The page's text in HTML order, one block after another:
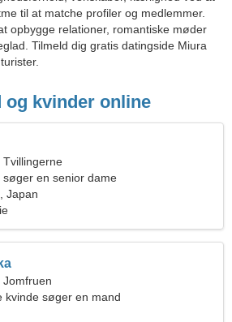
til at matche profiler og medlemmer.
opbygge relationer, romantiske møder
Tilmeld dig gratis datingside Miura
kvinder online
Tvillingerne
søger en senior dame
Japan
Jomfruen
kvinde søger en mand